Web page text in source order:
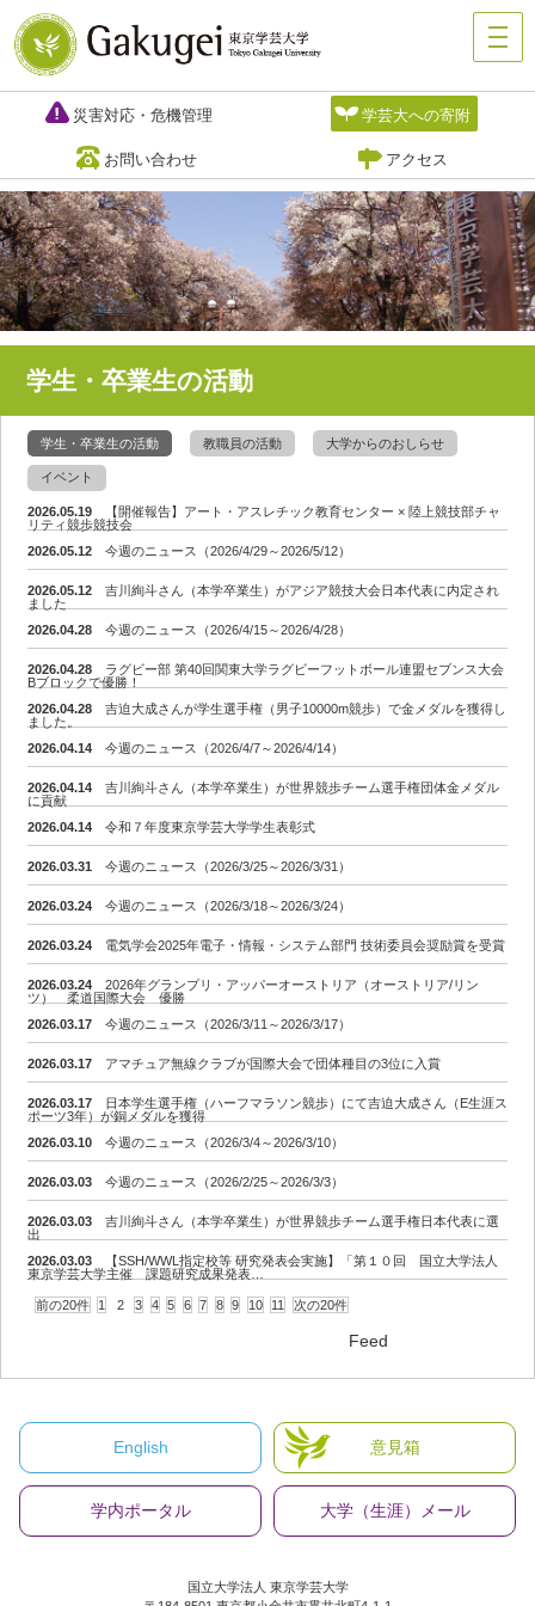
災害対応・危機管理 学芸大への寄附
お問い合わせ アクセス
学生・卒業生の活動
学生・卒業生の活動 教職員の活動 大学からのおしらせ
イベント
2026.05.19
【開催報告】アート・アスレチック教育センター × 陸上競技部チャ
リティ競歩競技会
2026.05.12
今週のニュース（2026/4/29～2026/5/12）
2026.05.12
吉川絢斗さん（本学卒業生）がアジア競技大会日本代表に内定され
ました
2026.04.28
今週のニュース（2026/4/15～2026/4/28）
2026.04.28
ラグビー部 第40回関東大学ラグビーフットボール連盟セブンス大会
Bブロックで優勝！
2026.04.28
吉迫大成さんが学生選手権（男子10000m競歩）で金メダルを獲得し
ました。
2026.04.14
今週のニュース（2026/4/7～2026/4/14）
2026.04.14
吉川絢斗さん（本学卒業生）が世界競歩チーム選手権団体金メダル
に貢献
2026.04.14
令和７年度東京学芸大学学生表彰式
2026.03.31 今週のニュース（2026/3/25～2026/3/31）
2026.03.24 今週のニュース（2026/3/18～2026/3/24）
2026.03.24 電気学会2025年電子・情報・システム部門 技術委員会奨励賞を受賞
2026.03.24
2026年グランプリ・アッパーオーストリア（オーストリア/リン
ツ） 柔道国際大会 優勝
2026.03.17
今週のニュース（2026/3/11～2026/3/17）
2026.03.17 アマチュア無線クラブが国際大会で団体種目の3位に入賞
2026.03.17
日本学生選手権（ハーフマラソン競歩）にて吉迫大成さん（E生涯ス
ポーツ3年）が銅メダルを獲得
2026.03.10
今週のニュース（2026/3/4～2026/3/10）
2026.03.03 今週のニュース（2026/2/25～2026/3/3）
2026.03.03
吉川絢斗さん（本学卒業生）が世界競歩チーム選手権日本代表に選
出
2026.03.03
【SSH/WWL指定校等 研究発表会実施】「第１０回 国立大学法人
東京学芸大学主催 課題研究成果発表…
前の20件 1 2 3 4 5 6 7 8 9 10 11 次の20件
Feed
国立大学法人 東京学芸大学
English 意見箱
学内ポータル 大学（生涯）メール